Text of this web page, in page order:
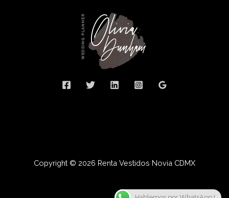
Copyright © 2026 Renta Vestidos Novia CDMX